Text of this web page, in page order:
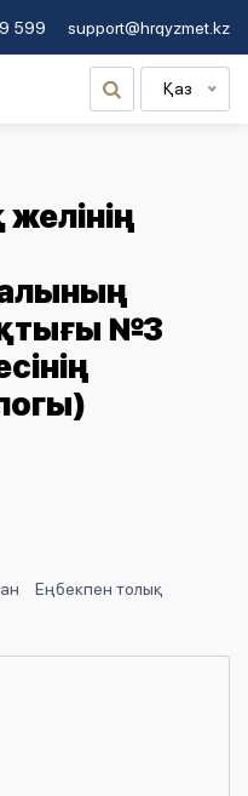
599 support@hrqyzmet.kz
Қаз
№3
Еңбекпен толық